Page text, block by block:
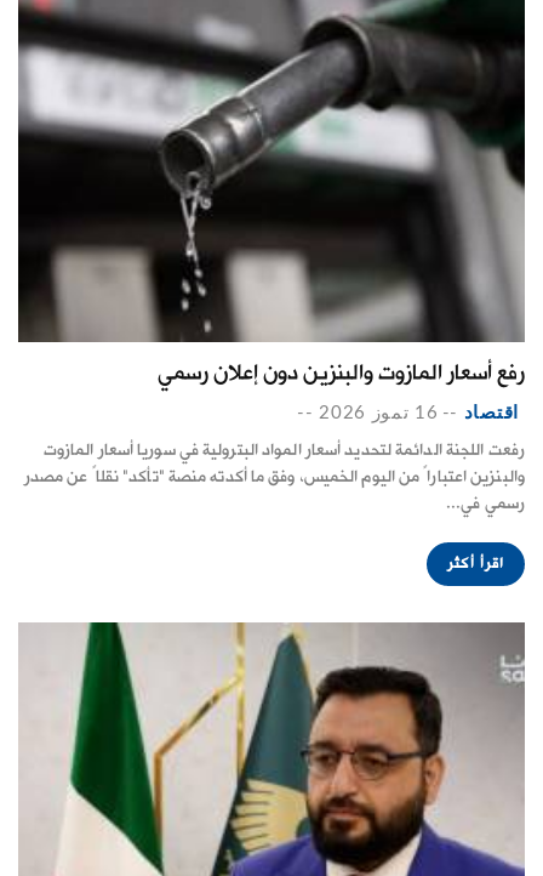
رفع أسعار المازوت والبنزين دون إعلان رسمي
اقتصاد -- 16 تموز 2026 --
رفعت اللجنة الدائمة لتحديد أسعار المواد البترولية في سوريا أسعار المازوت
والبنزين اعتباراً من اليوم الخميس، وفق ما أكدته منصة "تأكد" نقلاً عن مصدر
رسمي في...
اقرأ أكثر